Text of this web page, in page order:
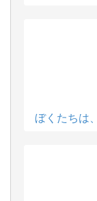
ぼくたちは